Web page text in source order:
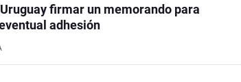
Uruguay firmar un memorando para
adhesión